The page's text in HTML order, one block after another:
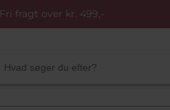
Fri fragt over kr. 499,-